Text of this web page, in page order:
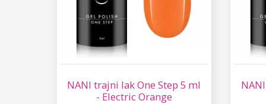
NANI trajni lak One Step 5 ml
- Electric Orange